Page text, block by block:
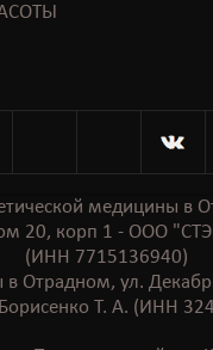
медицины в
20, корп 1 - ООО
(ИНН 7715136940)
в Отрадном, ул.
Т. А. (ИНН